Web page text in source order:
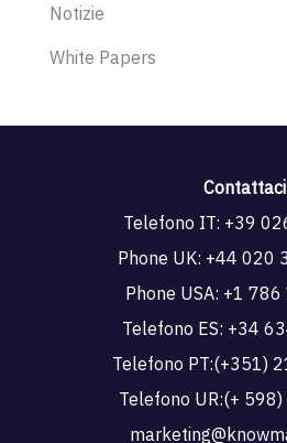
Notizie
White Papers
Telefono IT: +39
Phone UK: +44 020
Phone USA: +1 786
Telefono ES: +34
Telefono PT:(+351)
Telefono UR:(+